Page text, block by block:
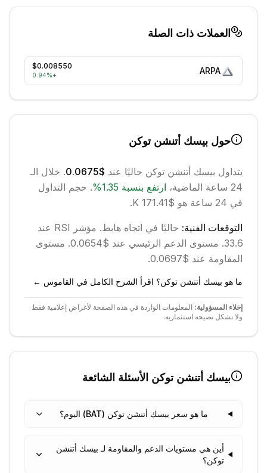
العملات ذات الصلة
ARPA
$0.008550
+
0.94%
حول بيسك أتنشن توكن
يتداول بيسك أتنشن توكن حاليًا عند $0.0675
. خلال الـ
24 ساعة الماضية،
ارتفع بنسبة 1.35
%
. حجم التداول
في 24 ساعة هو $171.41 K.
التوقعات الفنية: حاليًا في اتجاه هابط.
مؤشر RSI عند
33.6. مستوى الدعم الرئيسي عند $0.0654.
مستوى
المقاومة عند $0.0697.
ما هو بيسك أتنشن توكن؟ اقرأ الشرح الكامل في القاموس ←
إخلاء المسؤولية: المعلومات الواردة في هذه الصفحة لأغراض إعلامية فقط
ولا تشكل نصيحة استثمارية.
بيسك أتنشن توكن الأسئلة الشائعة
ما هو سعر بيسك أتنشن توكن (BAT) اليوم؟
أين هي مستويات الدعم والمقاومة لـ بيسك أتنشن
توكن؟